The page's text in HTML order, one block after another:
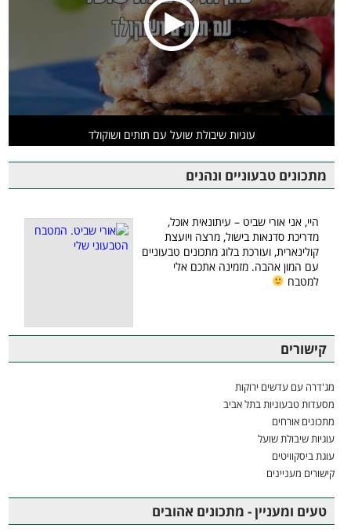
עוגיות שיבולת שועל עם תותים ושוקולד
מתכונים טבעוניים ונהנים
היי, אני אורי שביט – עיתונאית אוכל,
מדריכת סדנאות בישול, מרצה ויועצת
קולינארית, ועורכת בלוג מתכונים טבעוניים
עם המון אהבה. מזמינה אתכם אלי
למטבח
קישורים
מג'דרה עם עדשים ירוקות
מסעדות טבעוניות בתל אביב
מתכונים אורחים
עוגיות שיבולת שועל
עוגת ביסקוויטים
קישורים מעניינים
טעים ומעניין - מתכונים אהובים